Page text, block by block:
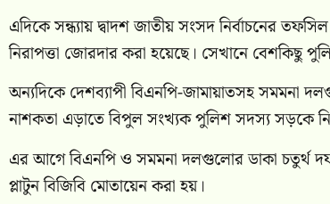
এদিকে সন্ধ্যায় দ্বাদশ জাতীয় সংসদ নির্বাচনের
নিরাপত্তা জোরদার করা হয়েছে। সেখানে বেশকিছু
অন্যদিকে দেশব্যাপী বিএনপি-জামায়াতসহ
নাশকতা এড়াতে বিপুল সংখ্যক পুলিশ সদস্য সড়কে
এর আগে বিএনপি ও সমমনা দলগুলোর ডাকা চতুর্থ
প্লাটুন বিজিবি মোতায়েন করা হয়।